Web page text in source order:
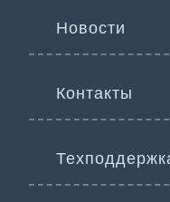
Новости
Контакты